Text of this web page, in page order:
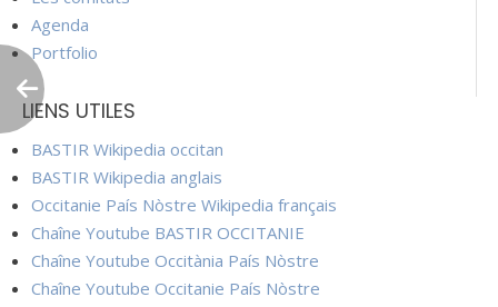
Agenda
Portfolio
LIENS UTILES
BASTIR Wikipedia occitan
BASTIR Wikipedia anglais
Occitanie País Nòstre Wikipedia français
Chaîne Youtube BASTIR OCCITANIE
Chaîne Youtube Occitània País Nòstre
Chaîne Youtube Occitanie País Nòstre